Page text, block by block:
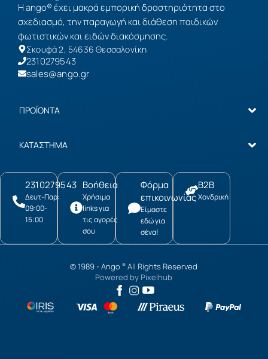
Η ango® έχει μακρά εμπορική δραστηριότητα στο
σχεδιασμό, την παραγωγή και διάθεση παιδικών
φωτιστικών και ειδών διακόσμησης.
Σκουφά 2, 54636 Θεσσαλονίκη
2310279543
sales@ango.gr
ΠΡΟΪΟΝΤΑ
ΚΑΤΑΣΤΗΜΑ
2310279543
Δευτ-Παρ:
09:00-
15:00
Βοήθεια
Χρήσιμα
links για
τις αγορές
σου
Φόρμα
επικοινωνίας
Είμαστε
εδώ για
σένα!
B2B
Χονδρική
© 1989 -Ango® All Rights Reserved
Powered by Pixelhub